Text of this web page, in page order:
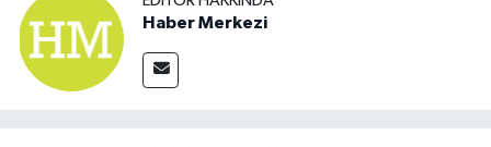
Haber Merkezi